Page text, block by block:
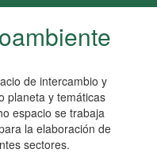
de intercambio y
planeta y temáticas
espacio se trabaja
la elaboración de
sectores.